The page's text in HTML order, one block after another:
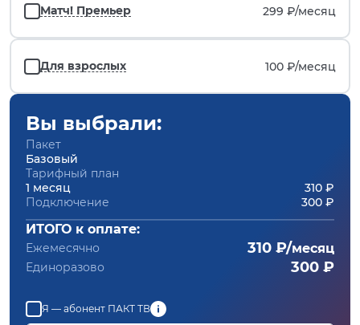
Матч! Премьер 299 ₽/месяц
Для взрослых 100 ₽/месяц
Вы выбрали:
Пакет
Базовый
Тарифный план
1 месяц
310 ₽
Подключение
300 ₽
ИТОГО к оплате:
Ежемесячно 310 ₽/месяц
Единоразово 300 ₽
Я — абонент ПАКТ ТВ